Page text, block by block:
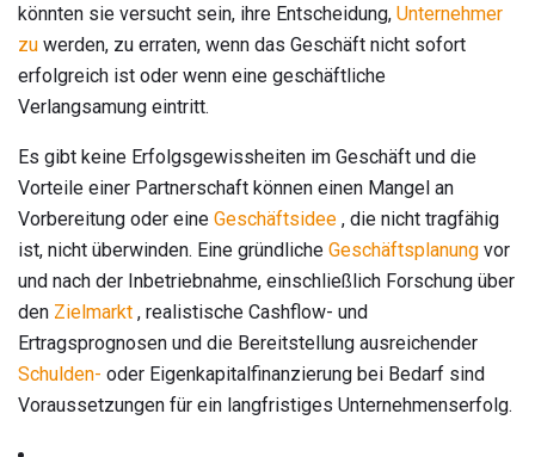
könnten sie versucht sein, ihre Entscheidung, Unternehmer
zu werden, zu erraten, wenn das Geschäft nicht sofort
erfolgreich ist oder wenn eine geschäftliche
Verlangsamung eintritt.
Es gibt keine Erfolgsgewissheiten im Geschäft und die
Vorteile einer Partnerschaft können einen Mangel an
Vorbereitung oder eine Geschäftsidee , die nicht tragfähig
ist, nicht überwinden. Eine gründliche Geschäftsplanung vor
und nach der Inbetriebnahme, einschließlich Forschung über
den Zielmarkt , realistische Cashflow- und
Ertragsprognosen und die Bereitstellung ausreichender
Schulden- oder Eigenkapitalfinanzierung bei Bedarf sind
Voraussetzungen für ein langfristiges Unternehmenserfolg.